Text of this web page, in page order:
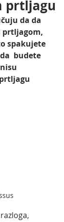
prtljagu
da da
prtljagom,
spakujete
budete